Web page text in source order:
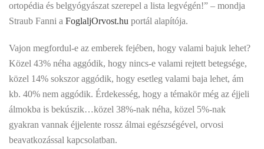
ortopédia és belgyógyászat szerepel a lista legvégén!” – mondja
Straub Fanni a FoglaljOrvost.hu portál alapítója.
Vajon megfordul-e az emberek fejében, hogy valami bajuk lehet?
Közel 43% néha aggódik, hogy nincs-e valami rejtett betegsége,
közel 14% sokszor aggódik, hogy esetleg valami baja lehet, ám
kb. 40% nem aggódik. Érdekesség, hogy a témakör még az éjjeli
álmokba is bekúszik…közel 38%-nak néha, közel 5%-nak
gyakran vannak éjjelente rossz álmai egészségével, orvosi
beavatkozással kapcsolatban.